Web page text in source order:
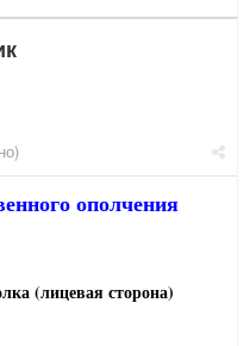
ополчения
(лицевая сторона)